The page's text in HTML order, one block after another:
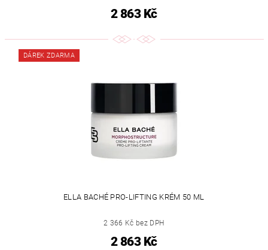
2 863 Kč
DÁREK ZDARMA
ELLA BACHÉ PRO-LIFTING KRÉM 50 ML
2 366 Kč bez DPH
2 863 Kč